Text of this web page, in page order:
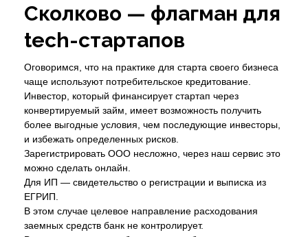
Сколково — флагман для
tech-стартапов
Оговоримся, что на практике для старта своего бизнеса
чаще используют потребительское кредитование.
Инвестор, который финансирует стартап через
конвертируемый займ, имеет возможность получить
более выгодные условия, чем последующие инвесторы,
и избежать определенных рисков.
Зарегистрировать ООО несложно, через наш сервис это
можно сделать онлайн.
Для ИП — свидетельство о регистрации и выписка из
ЕГРИП.
В этом случае целевое направление расходования
заемных средств банк не контролирует.